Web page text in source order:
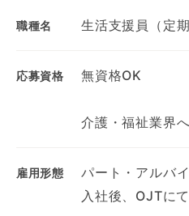
職種名 生活支援員（定期
応募資格 無資格OK
介護・福祉業界
雇用形態
パート・アルバ
入社後、OJTに